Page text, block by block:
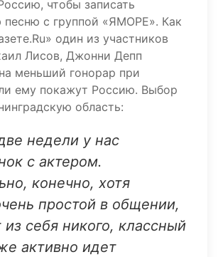
чтобы записать
песню с группой «ЯМОРЕ». Как
один из участников
Лисов, Джонни Депп
меньший гонорар при
ему покажут Россию. Выбор
область:
недели у нас
с актером.
конечно, хотя
простой в общении,
из себя никого, классный
активно идет